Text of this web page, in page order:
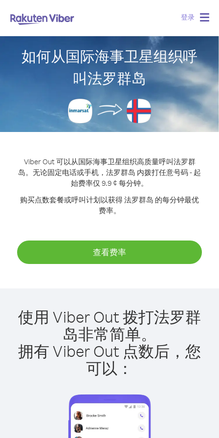
登录
如何从国际海事卫星组织呼
叫法罗群岛
Viber Out 可以从国际海事卫星组织高质量呼叫法罗群
岛。 无论固定电话或手机，法罗群岛 内拨打任意号码 - 起
始费率仅 9.9 ¢ 每分钟。
购买点数套餐或呼叫计划以获得 法罗群岛 的每分钟最优
费率。
查看费率
使用 Viber Out 拨打法罗群
岛非常简单。
拥有 Viber Out 点数后，您
可以：